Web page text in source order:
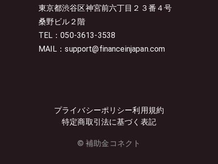
東京都渋谷区神宮前六丁目２３番４号
桑野ビル２階
TEL：050-3613-3538
MAIL：support@financeinjapan.com
プライバシーポリシー利用規約
特定商取引法に基づく表記
© 補助金コネクト